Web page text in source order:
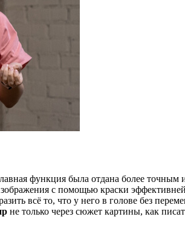
функция была отдана более
с помощью краски
всё то, что у него в голове без
не только через сюжет картины, как